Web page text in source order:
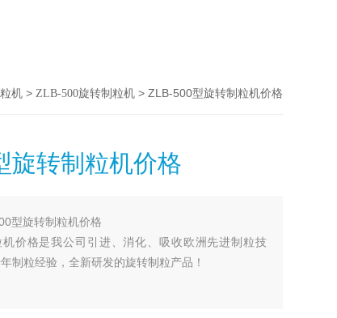
机> ZLB-500旋转制粒机> ZLB-500型旋转制粒机价格
旋转制粒机价格
型旋转制粒机价格
机价格是我公司引进、消化、吸收欧洲先进制粒技
制粒经验，全新研发的旋转制粒产品！